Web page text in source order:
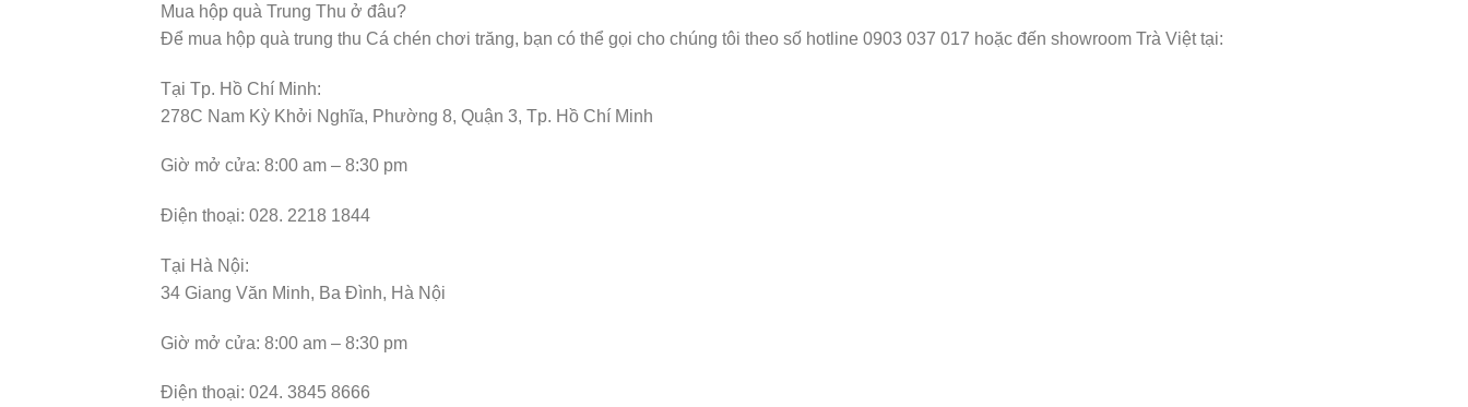
Mua hộp quà Trung Thu ở đâu?
Để mua hộp quà trung thu Cá chén chơi trăng, bạn có thể gọi cho chúng tôi theo số hotline 0903 037 017 hoặc đến showroom Trà Việt tại:
Tại Tp. Hồ Chí Minh:
278C Nam Kỳ Khởi Nghĩa, Phường 8, Quận 3, Tp. Hồ Chí Minh
Giờ mở cửa: 8:00 am – 8:30 pm
Điện thoại: 028. 2218 1844
Tại Hà Nội:
34 Giang Văn Minh, Ba Đình, Hà Nội
Giờ mở cửa: 8:00 am – 8:30 pm
Điện thoại: 024. 3845 8666